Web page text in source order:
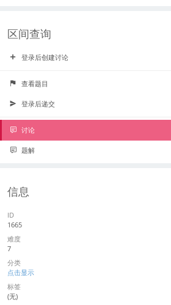
区间查询
登录后创建讨论
查看题目
登录后递交
讨论
题解
信息
ID
1665
难度
7
分类
点击显示
标签
(无)